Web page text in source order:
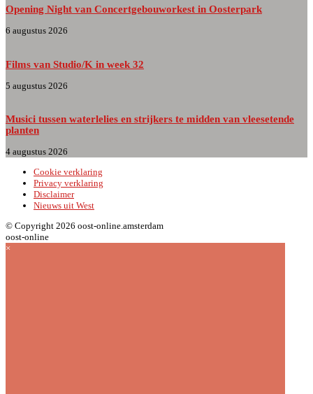
Opening Night van Concertgebouworkest in Oosterpark
6 augustus 2026
Films van Studio/K in week 32
5 augustus 2026
Musici tussen waterlelies en strijkers te midden van vleesetende
planten
4 augustus 2026
Cookie verklaring
Privacy verklaring
Disclaimer
Nieuws uit West
© Copyright 2026 oost-online.amsterdam
oost-online
×